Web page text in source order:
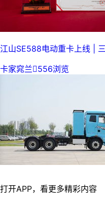
江山SE588电动重卡上线 |
卡家窕兰556浏览
打开APP，看更多精彩内容